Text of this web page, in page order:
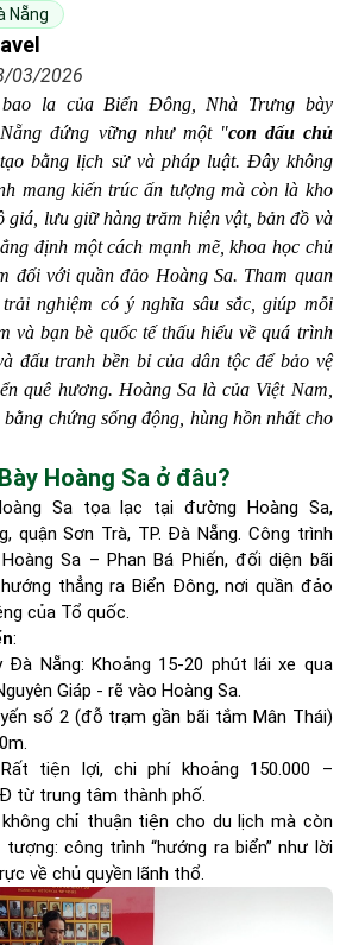
Nẵng
03/2026
la của Biển Đông, Nhà Trưng bày
đứng vững như một "con dấu chủ
bằng lịch sử và pháp luật. Đây không
mang kiến trúc ấn tượng mà còn là kho
giá, lưu giữ hàng trăm hiện vật, bản đồ và
định một cách mạnh mẽ, khoa học chủ
đối với quần đảo Hoàng Sa. Tham quan
nghiệm có ý nghĩa sâu sắc, giúp mỗi
và bạn bè quốc tế thấu hiểu về quá trình
đấu tranh bền bỉ của dân tộc để bảo vệ
quê hương. Hoàng Sa là của Việt Nam,
chứng sống động, hùng hồn nhất cho
Hoàng Sa ở đâu?
Sa tọa lạc tại đường Hoàng Sa,
quận Sơn Trà, TP. Đà Nẵng. Công trình
Sa – Phan Bá Phiến, đối diện bãi
thẳng ra Biển Đông, nơi quần đảo
của Tổ quốc.
:
Đà Nẵng: Khoảng 15-20 phút lái xe qua
Giáp - rẽ vào Hoàng Sa.
số 2 (đỗ trạm gần bãi tắm Mân Thái)
Rất tiện lợi, chi phí khoảng 150.000 –
từ trung tâm thành phố.
chỉ thuận tiện cho du lịch mà còn
công trình “hướng ra biển” như lời
về chủ quyền lãnh thổ.